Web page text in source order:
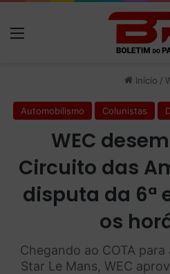
Início /
Automobilismo Colunistas
WEC
Circuito das
disputa da 6ª
os
Chegando ao COTA
Star Le Mans, WEC